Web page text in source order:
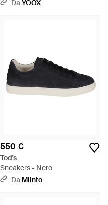
DaYOOX
550 €
Tod's
Sneakers - Nero
Da Miinto